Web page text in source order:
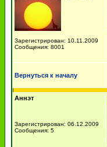
Зарегистрирован: 10.11.2009
Сообщения: 8001
Вернуться к началу
Аннэт
Зарегистрирован: 06.12.2009
Сообщения: 5